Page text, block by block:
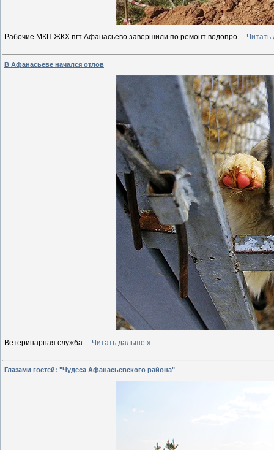
Рабочие МКП ЖКХ пгт Афанасьево завершили по ремонт водопро ... Читать
В Афанасьеве начался отлов
Ветеринарная служба ... Читать дальше »
Глазами гостей: "Чудеса Афанасьевского района"